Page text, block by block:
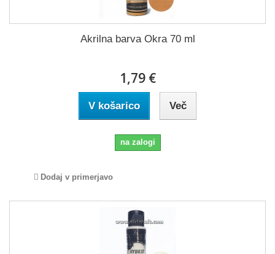
Akrilna barva Okra 70 ml
1,79 €
V košarico Več
na zalogi
Dodaj v primerjavo